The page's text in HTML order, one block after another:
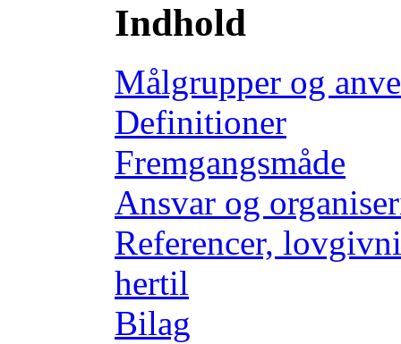
Indhold
Målgrupper og
Definitioner
Fremgangsmåde
Ansvar og
Referencer,
hertil
Bilag